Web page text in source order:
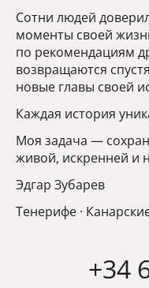
Сотни людей
моменты своей
по рекомендациям
возвращаются
новые главы своей
Каждая история
Моя задача —
живой, искренней и
Эдгар Зубарев
Тенерифе ·
+34